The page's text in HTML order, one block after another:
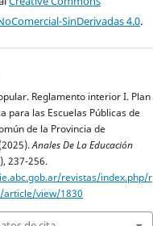
SinDerivadas 4.0.
Reglamento interior I. Plan
para las Escuelas Públicas de
de la Provincia de
Anales De La Educación
237-256.
revistas/index.php/r
article/view/1830